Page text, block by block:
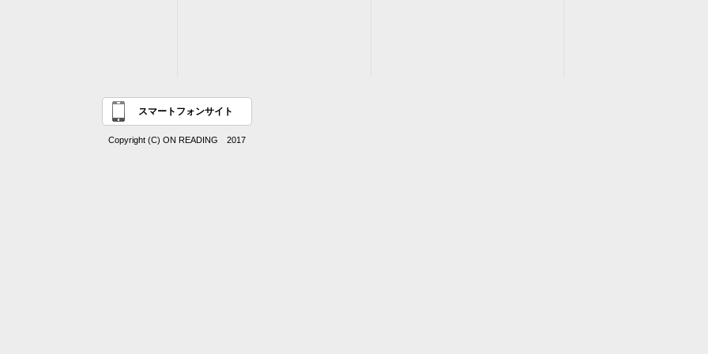
スマートフォンサイト
Copyright (C) ON READING 2017